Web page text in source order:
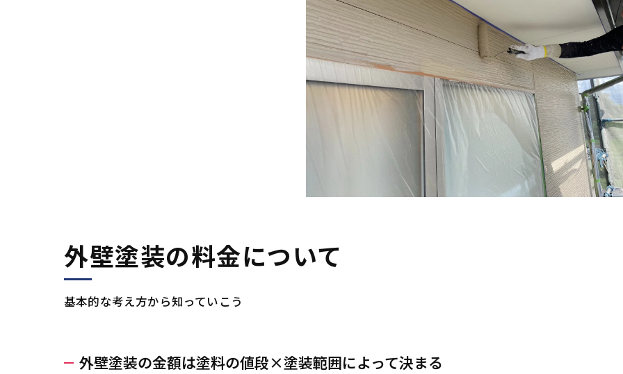
外壁塗装の激安にある裏側を知って判断していこう
外壁塗装の料金について
基本的な考え方から知っていこう
外壁塗装の金額は塗料の値段×塗装範囲によって決まる